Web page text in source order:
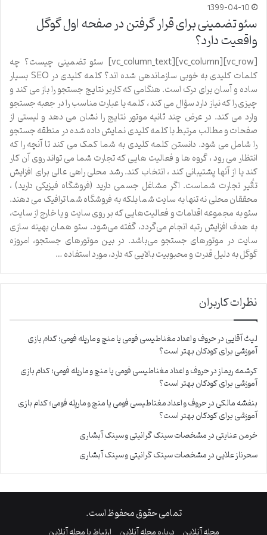
1399-04-10
سئو تضمینی برای قرار گرفتن در صفحه اول گوگل
واقعیت دارد؟
[vc_row][vc_column][vc_column_text] سئو تضمینی چیست؟ چه
کلمات کلیدی به خوبی سازماندهی شده اند؟ کلمه کلیدی در SEO بسیار
ساده و آسان برای درک است. هنگامی که کاربر نتایج جستجو را باز می کند و
چیزی را که نیاز دارد سؤال می کند ، کلمه یا عبارت مناسب را در جعبه جستجو
وارد می کند. در عرض چند ثانیه موتور نتایج را نشان می دهد و لیستی از
صفحات و مطالب مرتبط با کلمه کلیدی نمایش داده شده در منطقه جستجو
را شامل می شود. دانستن کلمه کلیدی به شما کمک می کند تا آنچه را که
انتظار می رود ، گروه ها و فعالیت هایی که تجارت شما می تواند روی آن کار
کند یا از آنها پشتیبانی کند ، انتخاب کند. رشد محلی راهی عالی برای افزایش
تأثیر تجارت شماست. اگر مشاغل جسمی دارید (فروشگاه فیزیکی دارید) ،
محققان محلی نه تنها به سایت شما بلکه به فروشگاه شما ترافیک می دهند.
سئو به مجموعه اقدامات و فعالیت‌هایی که بر روی سایت و یا خارج از سایت،
به هدف افزایش رتبه انجام می‌گردد، گفته می‌شود. سئو همان بهینه سازی
سایت در موتورهای جستجو می‌باشد. در بین موتورهای جستجو، امروزه
گوگل به دلیل قدرت و محبوبیت بالایی که دارد، مورد استفاده …
نظرات کاربران
لیث آقاییدرحروف و اعداد مغناطیسی فومی یا منچ و مارپله فومی؛ کدام بازی
آموزشی برای کودکان بهتر است؟
کرشمه ریمازدرحروف و اعداد مغناطیسی فومی یا منچ و مارپله فومی؛ کدام بازی
آموزشی برای کودکان بهتر است؟
بنفشه مالکیدرحروف و اعداد مغناطیسی فومی یا منچ و مارپله فومی؛ کدام بازی
آموزشی برای کودکان بهتر است؟
خرمن عنایتیدرمشخصات سینک گرانیتی و سینک آبشاری
سحرناز علاییدرمشخصات سینک گرانیتی و سینک آبشاری
تمامی حقوق محفوظ است.